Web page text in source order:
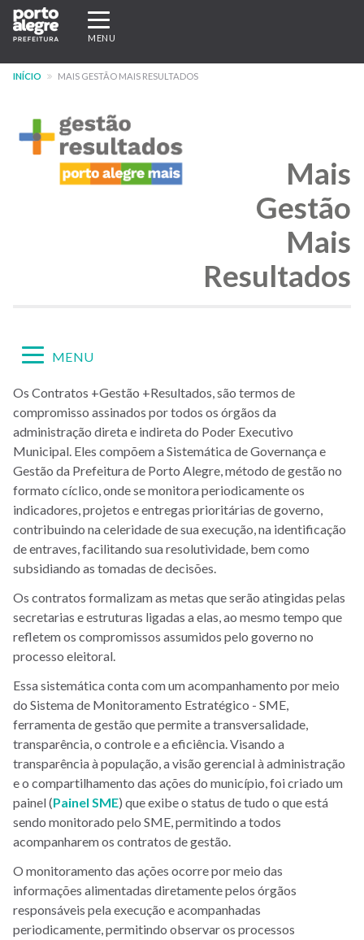
Pular
para
conteúdo
Expandir/recolher
navegação
MENU
INÍCIO MAIS GESTÃO MAIS RESULTADOS
Mais
Gestão
Mais
Resultados
Menu
-
site
SMPG
Expandir/recolher
MENU
Os Contratos +Gestão +Resultados, são termos de
compromisso assinados por todos os órgãos da
administração direta e indireta do Poder Executivo
Municipal. Eles compõem a Sistemática de Governança e
Gestão da Prefeitura de Porto Alegre, método de gestão no
formato cíclico, onde se monitora periodicamente os
indicadores, projetos e entregas prioritárias de governo,
contribuindo na celeridade de sua execução, na identificação
de entraves, facilitando sua resolutividade, bem como
subsidiando as tomadas de decisões.
Os contratos formalizam as metas que serão atingidas pelas
secretarias e estruturas ligadas a elas, ao mesmo tempo que
refletem os compromissos assumidos pelo governo no
processo eleitoral.
Essa sistemática conta com um acompanhamento por meio
do Sistema de Monitoramento Estratégico - SME,
ferramenta de gestão que permite a transversalidade,
transparência, o controle e a eficiência. Visando a
transparência à população, a visão gerencial à administração
e o compartilhamento das ações do município, foi criado um
painel (Painel SME) que exibe o status de tudo o que está
sendo monitorado pelo SME, permitindo a todos
acompanharem os contratos de gestão.
O monitoramento das ações ocorre por meio das
informações alimentadas diretamente pelos órgãos
responsáveis pela execução e acompanhadas
periodicamente, permitindo observar os processos